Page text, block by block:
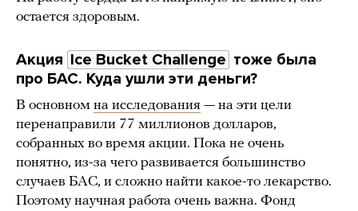
остается здоровым.
Акция Ice Bucket Challenge тоже была
про БАС. Куда ушли эти деньги?
В основном на исследования — на эти цели
перенаправили 77 миллионов долларов,
собранных во время акции. Пока не очень
понятно, из-за чего развивается большинство
случаев БАС, и сложно найти какое-то лекарство.
Поэтому научная работа очень важна. Фонд